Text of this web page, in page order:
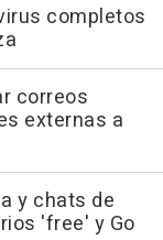
completos
correos
externas a
y chats de
'free' y Go